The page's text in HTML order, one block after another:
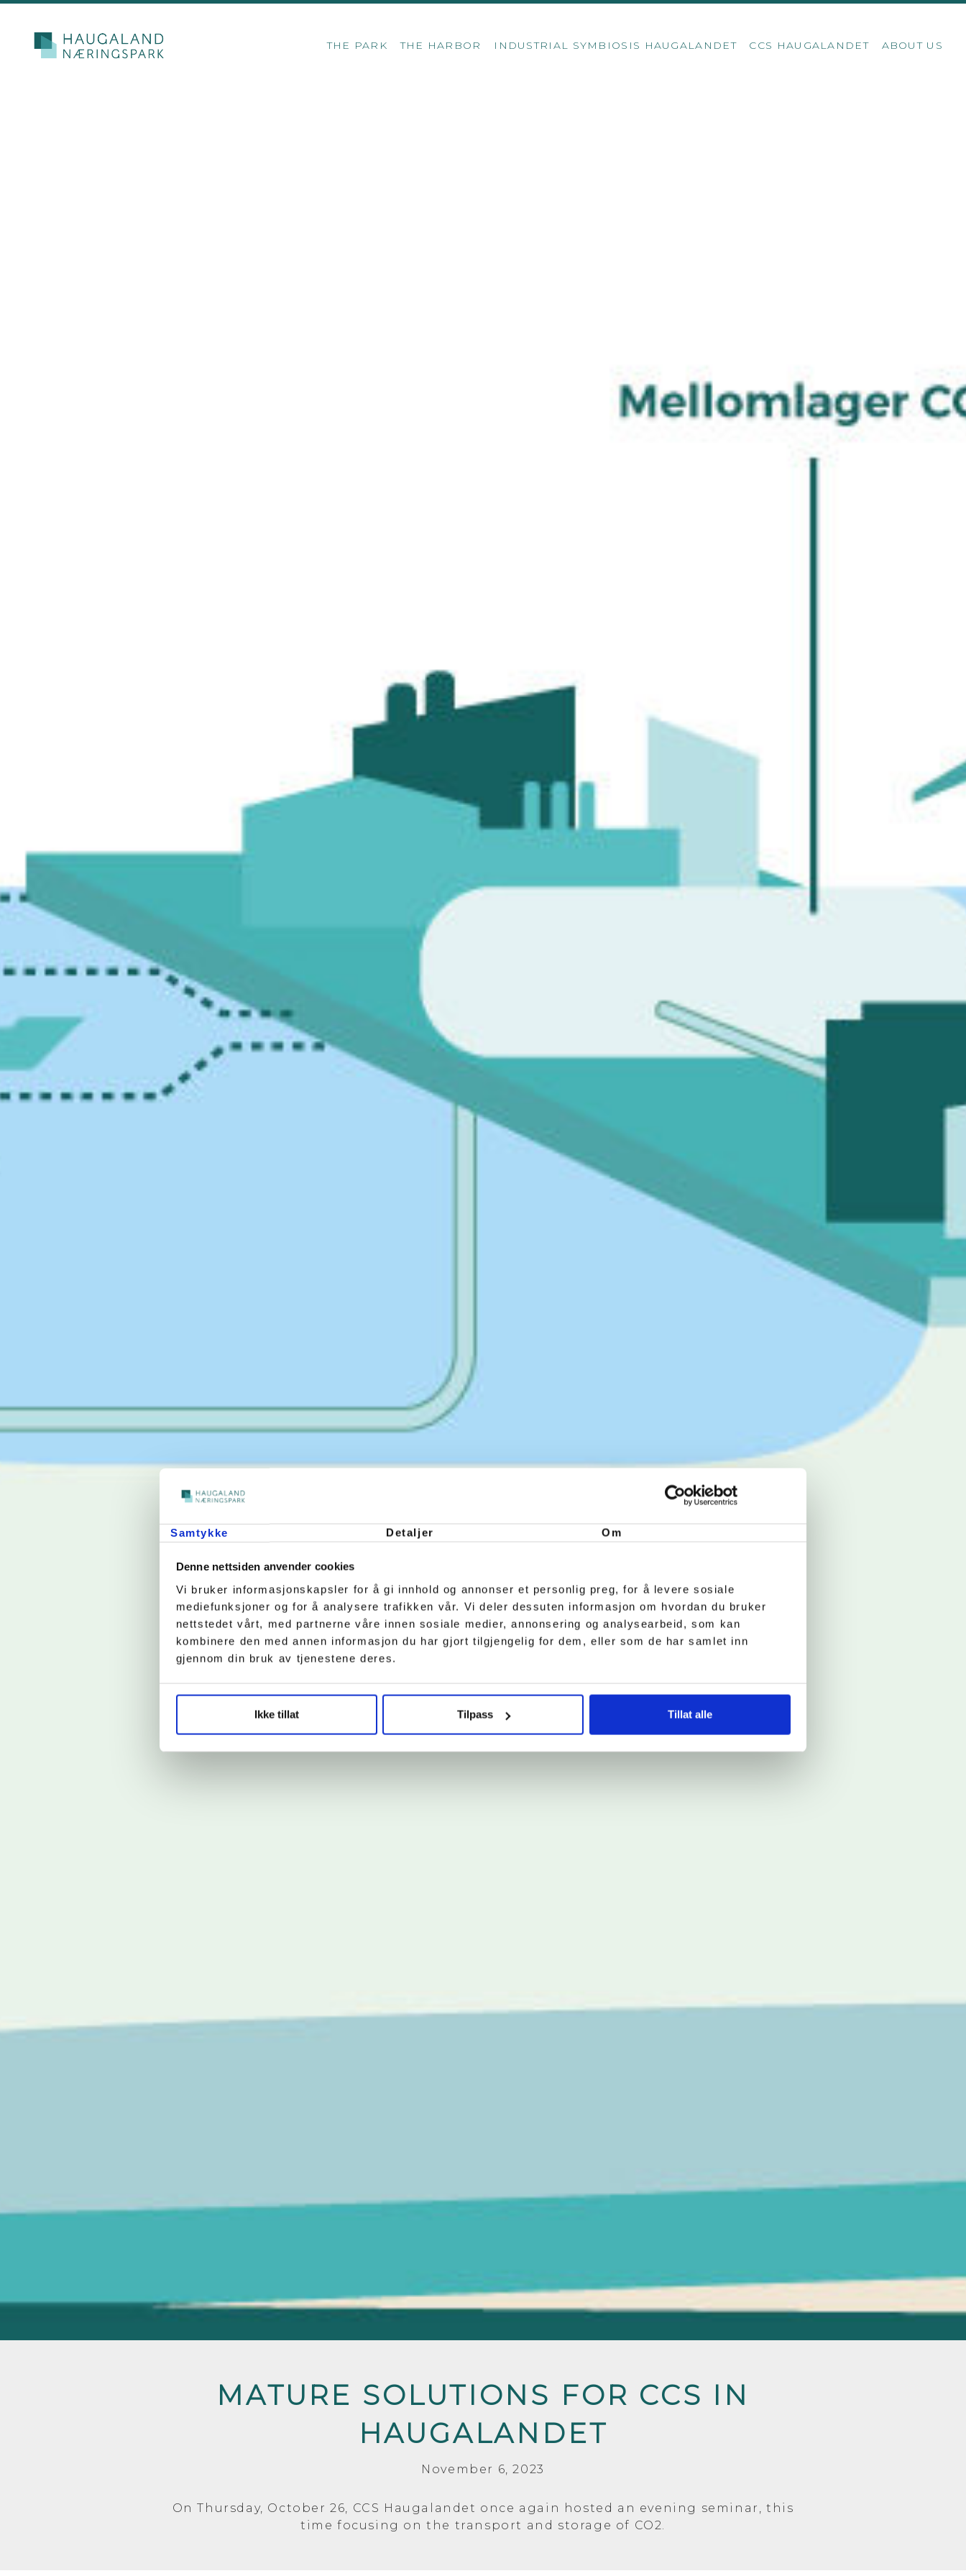
Samtykke Detaljer Om
Denne nettsiden anvender cookies
Vi bruker informasjonskapsler for å gi innhold og annonser et personlig preg, for å levere sosiale
mediefunksjoner og for å analysere trafikken vår. Vi deler dessuten informasjon om hvordan du bruker
nettstedet vårt, med partnerne våre innen sosiale medier, annonsering og analysearbeid, som kan
kombinere den med annen informasjon du har gjort tilgjengelig for dem, eller som de har samlet inn
gjennom din bruk av tjenestene deres.
Ikke tillat Tilpass Tillat alle
THE PARK THE HARBOR INDUSTRIAL SYMBIOSIS HAUGALANDET CCS HAUGALANDET ABOUT US
MATURE SOLUTIONS FOR CCS IN
HAUGALANDET
November 6, 2023
On Thursday, October 26, CCS Haugalandet once again hosted an evening seminar, this
time focusing on the transport and storage of CO2.